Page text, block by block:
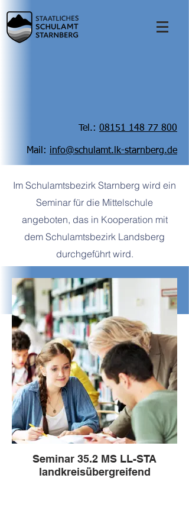
Tel.: 08151 148 77 800
Mail: info@schulamt.lk-starnberg.de
Im Schulamtsbezirk Starnberg wird ein
Seminar für die Mittelschule
angeboten, das in Kooperation mit
dem Schulamtsbezirk Landsberg
durchgeführt wird.
Seminar 35.2 MS LL-STA
landkreisübergreifend